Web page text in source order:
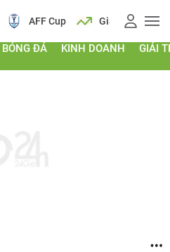
Giá vàng Lịch
BÓNG ĐÁ KINH DOANH GIẢI